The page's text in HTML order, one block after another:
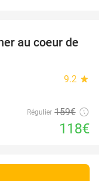
26%
au coeur de
9.2 star
Régulier 159€
118€